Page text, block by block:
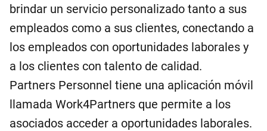
brindar un servicio personalizado tanto a sus
empleados como a sus clientes, conectando a
los empleados con oportunidades laborales y
a los clientes con talento de calidad.
Partners Personnel tiene una aplicación móvil
llamada Work4Partners que permite a los
asociados acceder a oportunidades laborales.